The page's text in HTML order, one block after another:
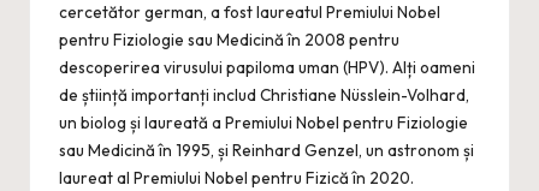
cercetător german, a fost laureatul Premiului Nobel
pentru Fiziologie sau Medicină în 2008 pentru
descoperirea virusului papiloma uman (HPV). Alți oameni
de știință importanți includ Christiane Nüsslein-Volhard,
un biolog și laureată a Premiului Nobel pentru Fiziologie
sau Medicină în 1995, și Reinhard Genzel, un astronom și
laureat al Premiului Nobel pentru Fizică în 2020.